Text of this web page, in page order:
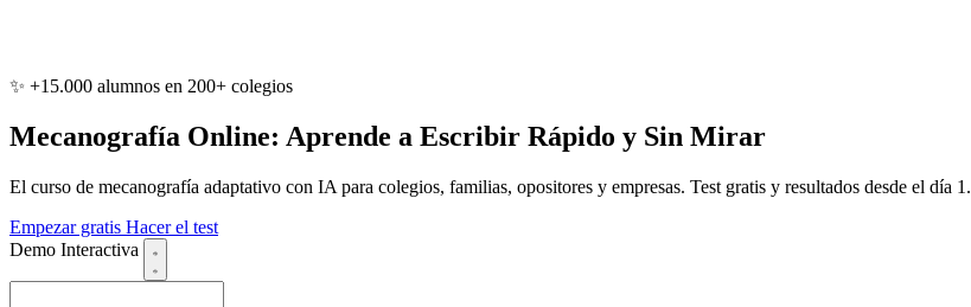
✨ +15.000 alumnos en 200+ colegios
Mecanografía Online: Aprende a Escribir Rápido y Sin Mirar
El curso de mecanografía adaptativo con IA para colegios, familias, opositores y empresas. Test gratis y resultados desde el día 1.
Empezar gratis Hacer el test
Demo Interactiva